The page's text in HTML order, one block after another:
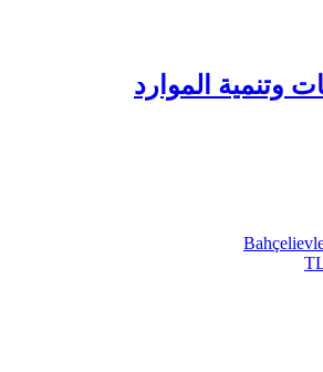
وتنمية الموارد